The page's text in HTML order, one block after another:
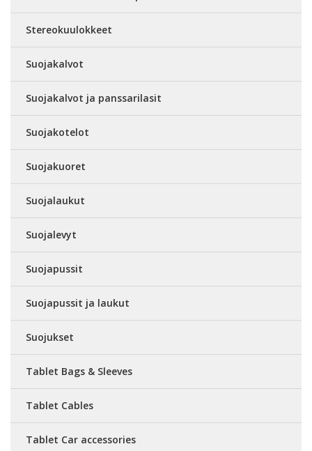
Stereokuulokkeet
Suojakalvot
Suojakalvot ja panssarilasit
Suojakotelot
Suojakuoret
Suojalaukut
Suojalevyt
Suojapussit
Suojapussit ja laukut
Suojukset
Tablet Bags & Sleeves
Tablet Cables
Tablet Car accessories